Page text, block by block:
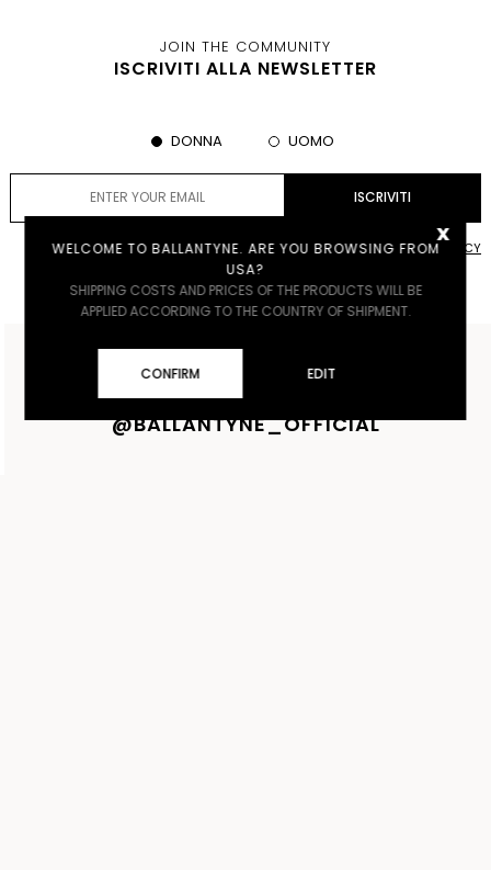
JOIN THE COMMUNITY
ISCRIVITI ALLA NEWSLETTER
DONNA UOMO
ACCETTO LEPRIVACY POLICY
@BALLANTYNE_OFFICIAL
x
WELCOME TO BALLANTYNE. ARE YOU BROWSING FROM
USA?
SHIPPING COSTS AND PRICES OF THE PRODUCTS WILL BE
APPLIED ACCORDING TO THE COUNTRY OF SHIPMENT.
CONFIRM EDIT